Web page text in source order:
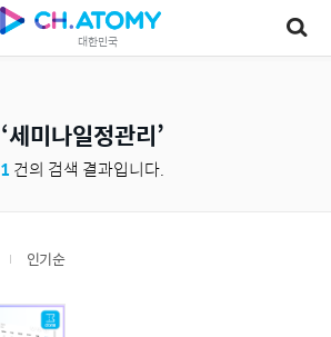
대한민국
세미나일정관리
1 건의 검색 결과입니다.
인기순